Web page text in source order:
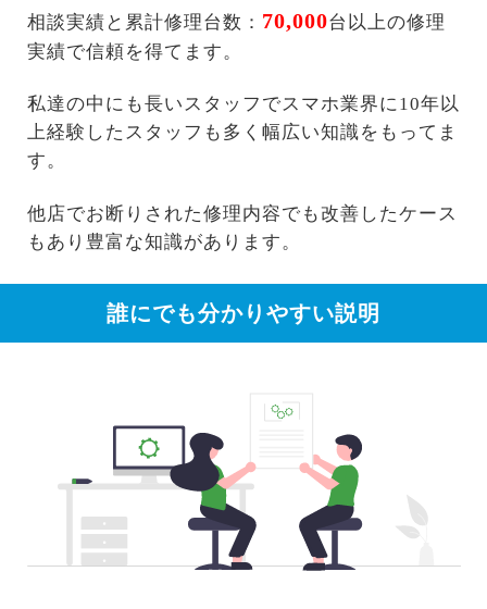
相談実績と累計修理台数： 70,000台以上の修理
実績で信頼を得てます。
私達の中にも長いスタッフでスマホ業界に10年以
上経験したスタッフも多く幅広い知識をもってま
す。
他店でお断りされた修理内容でも改善したケース
もあり豊富な知識があります。
誰にでも分かりやすい説明